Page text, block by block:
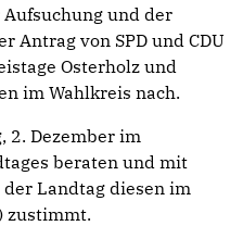
und der
Antrag von SPD und CDU
Osterholz und
im Wahlkreis nach.
2. Dezember im
beraten und mit
Landtag diesen im
zustimmt.